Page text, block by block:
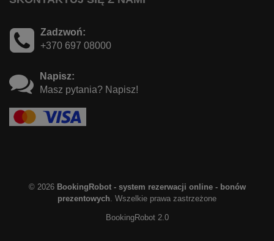
Zadzwoń:
+370 697 08000
Napisz:
Masz pytania? Napisz!
© 2026 BookingRobot - system rezerwacji online - bonów
prezentowych. Wszelkie prawa zastrzeżone
BookingRobot 2.0